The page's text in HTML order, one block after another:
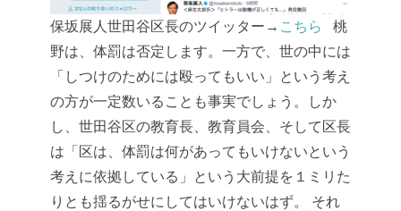
保坂展人世田谷区長のツイッター→ こちら
桃
野は、体罰は否定します。一方で、世の中には
「しつけのためには殴ってもいい」という考え
の方が一定数いることも事実でしょう。しか
し、世田谷区の教育長、教育員会、そして区長
は「区は、体罰は何があってもいけないという
考えに依拠している」という大前提を１ミリた
りとも揺るがせにしてはいけないはず。
それ